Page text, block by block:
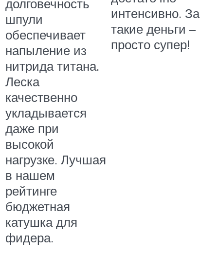
долговечность
шпули
обеспечивает
напыление из
нитрида титана.
Леска
качественно
укладывается
даже при
высокой
нагрузке. Лучшая
в нашем
рейтинге
бюджетная
катушка для
фидера.
интенсивно. За
такие деньги –
просто супер!